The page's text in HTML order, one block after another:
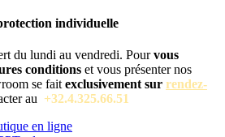
individuelle
du lundi au vendredi. Pourvous
conditions et vous présenter nos
se fait exclusivement sur rendez-
au +32.4.325.66.51
en ligne